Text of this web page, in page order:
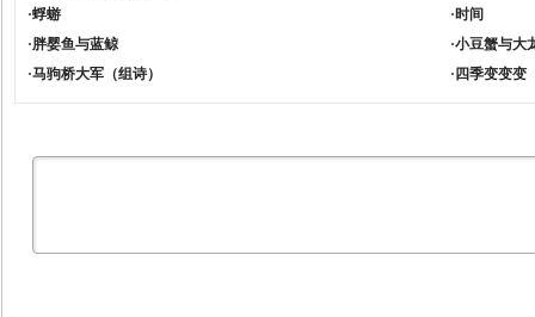
·蜉蝣 ·时间
·胖婴鱼与蓝鲸 ·小豆蟹与大
·马驹桥大军（组诗） ·四季变变变